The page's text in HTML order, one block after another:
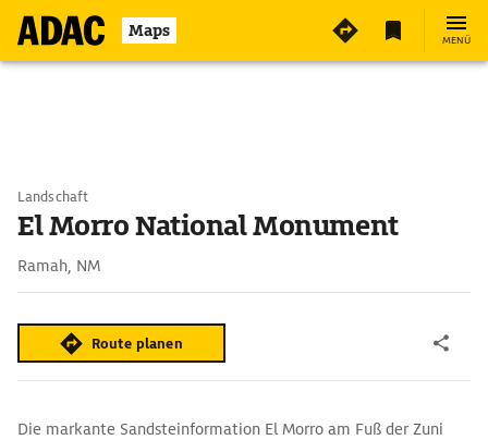
Maps MENÜ
Landschaft
El Morro National Monument
Ramah, NM
Route planen
Die markante Sandsteinformation El Morro am Fuß der Zuni